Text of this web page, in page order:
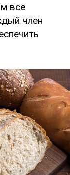
все
член